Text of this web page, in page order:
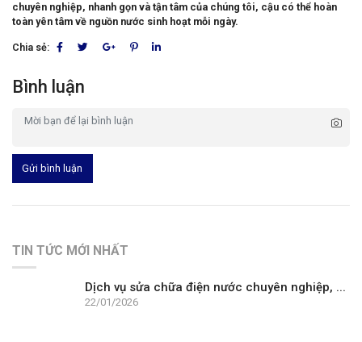
chuyên nghiệp, nhanh gọn và tận tâm của chúng tôi, cậu có thể hoàn
toàn yên tâm về nguồn nước sinh hoạt mỗi ngày.
Chia sẻ:
Bình luận
Gửi bình luận
TIN TỨC MỚI NHẤT
Dịch vụ sửa chữa điện nước chuyên nghiệp, ...
22/01/2026